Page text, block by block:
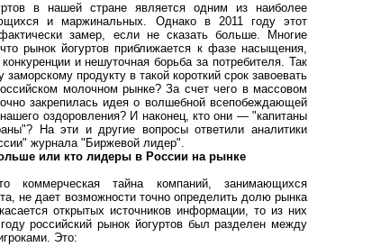
в нашей стране является одним из наиболее
и маржинальных. Однако в 2011 году этот
замер, если не сказать больше. Многие
рынок йогуртов приближается к фазе насыщения,
и нешуточная борьба за потребителя. Так
продукту в такой короткий срок завоевать
молочном рынке? За счет чего в массовом
закрепилась идея о волшебной всепобеждающей
оздоровления? И наконец, кто они — "капитаны
На эти и другие вопросы ответили аналитики
журнала "Биржевой лидер".
или кто лидеры в России на рынке
коммерческая тайна компаний, занимающихся
не дает возможности точно определить долю рынка
открытых источников информации, то из них
российский рынок йогуртов был разделен между
Это: